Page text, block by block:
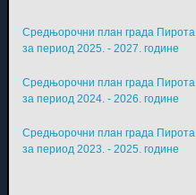
Средњорочни план града Пирота
за период 2025. - 2027. године
Средњорочни план града Пирота
за период 2024. - 2026. године
Средњорочни план града Пирота
за период 2023. - 2025. године